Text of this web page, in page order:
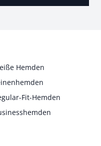
Hemden
Fit-Hemden